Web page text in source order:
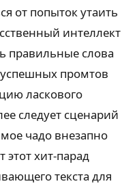
от попыток утаить
интеллект
правильные слова
промтов
ласкового
следует сценарий
чадо внезапно
этот хит-парад
текста для